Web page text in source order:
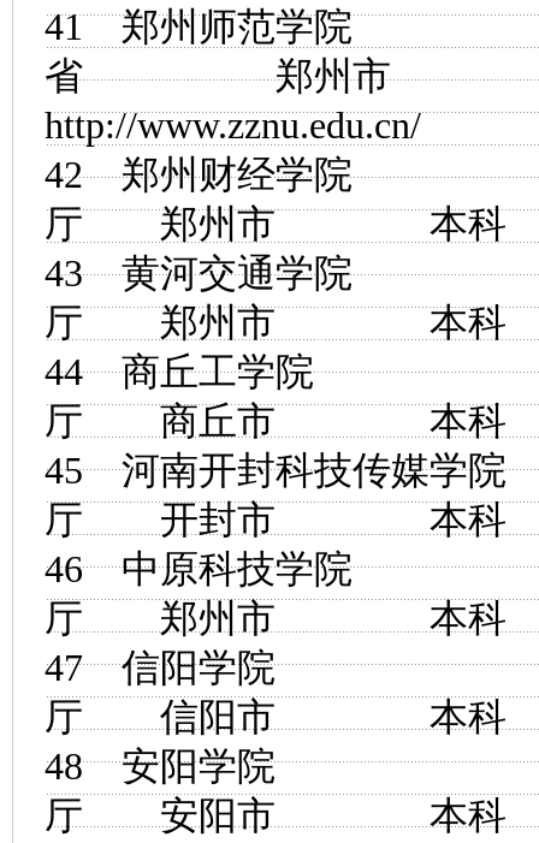
41郑州师范学院
省 郑州市
http://www.zznu.edu.cn/
42郑州财经学院河
厅 郑州市
43黄河交通学院河
厅 郑州市
44商丘工学院河
厅 商丘市
45河南开封科技传媒学院
厅 开封市
46中原科技学院河
厅 郑州市
47信阳学院河
厅 信阳市
48安阳学院河
厅 安阳市